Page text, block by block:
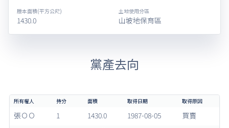
謄本面積(平方公尺)
1430.0
土地使用分區
山坡地保育區
黨產去向
張ＯＯ 1 1430.0 1987-08-05 買賣